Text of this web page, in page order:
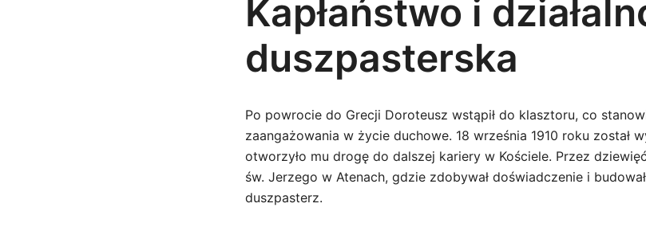
Kapłaństwo i
duszpasterska
Po powrocie do Grecji Doroteusz wstąpił do klasztoru, co
zaangażowania w życie duchowe. 18 września 1910 roku został
otworzyło mu drogę do dalszej kariery w Kościele. Przez
św. Jerzego w Atenach, gdzie zdobywał doświadczenie i
duszpasterz.